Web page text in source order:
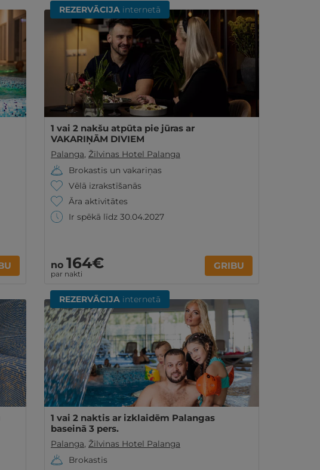
REZERVĀCIJA internetā
1 vai 2 nakšu atpūta pie jūras ar
VAKARIŅĀM DIVIEM
Palanga, Žilvinas Hotel Palanga
Brokastis un vakariņas
Vēlā izrakstīšanās
Āra aktivitātes
Ir spēkā līdz 30.04.2027
no 164€
par nakti
GRIBU
REZERVĀCIJA internetā
1 vai 2 naktis ar izklaidēm Palangas
baseinā 3 pers.
Palanga, Žilvinas Hotel Palanga
Brokastis